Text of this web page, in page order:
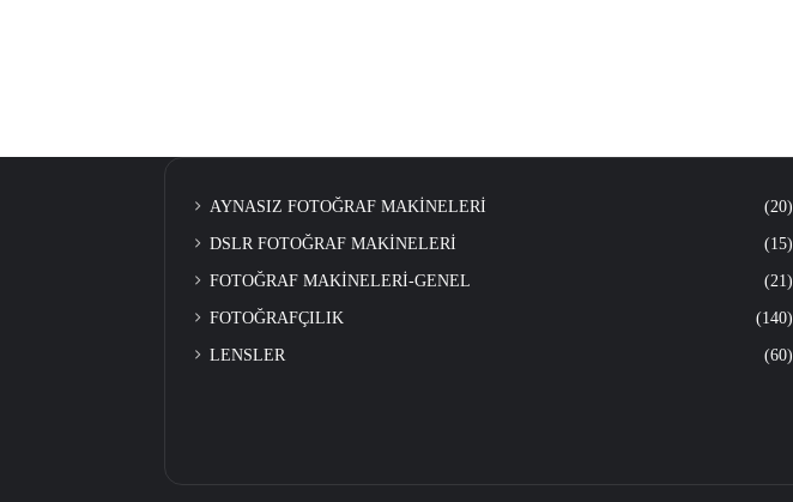
AYNASIZ FOTOĞRAF MAKİNELERİ (20)
DSLR FOTOĞRAF MAKİNELERİ (15)
FOTOĞRAF MAKİNELERİ-GENEL (21)
FOTOĞRAFÇILIK (140)
LENSLER (60)